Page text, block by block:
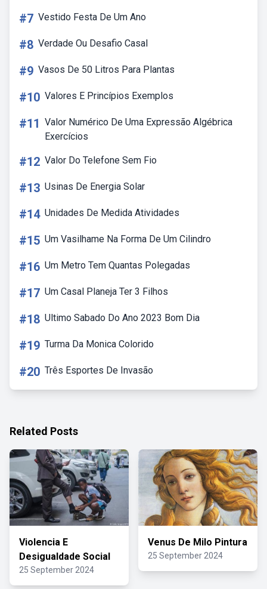
#7 Vestido Festa De Um Ano
#8 Verdade Ou Desafio Casal
#9 Vasos De 50 Litros Para Plantas
#10 Valores E Princípios Exemplos
#11 Valor Numérico De Uma Expressão Algébrica
Exercícios
#12 Valor Do Telefone Sem Fio
#13 Usinas De Energia Solar
#14 Unidades De Medida Atividades
#15 Um Vasilhame Na Forma De Um Cilindro
#16 Um Metro Tem Quantas Polegadas
#17 Um Casal Planeja Ter 3 Filhos
#18 Ultimo Sabado Do Ano 2023 Bom Dia
#19 Turma Da Monica Colorido
#20 Três Esportes De Invasão
Related Posts
Violencia E
Desigualdade Social
25 September 2024
Venus De Milo Pintura
25 September 2024